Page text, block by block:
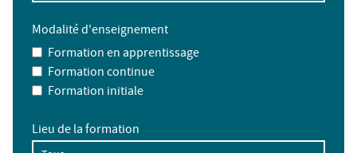
Modalité d'enseignement
Formation en apprentissage
Formation continue
Formation initiale
Lieu de la formation